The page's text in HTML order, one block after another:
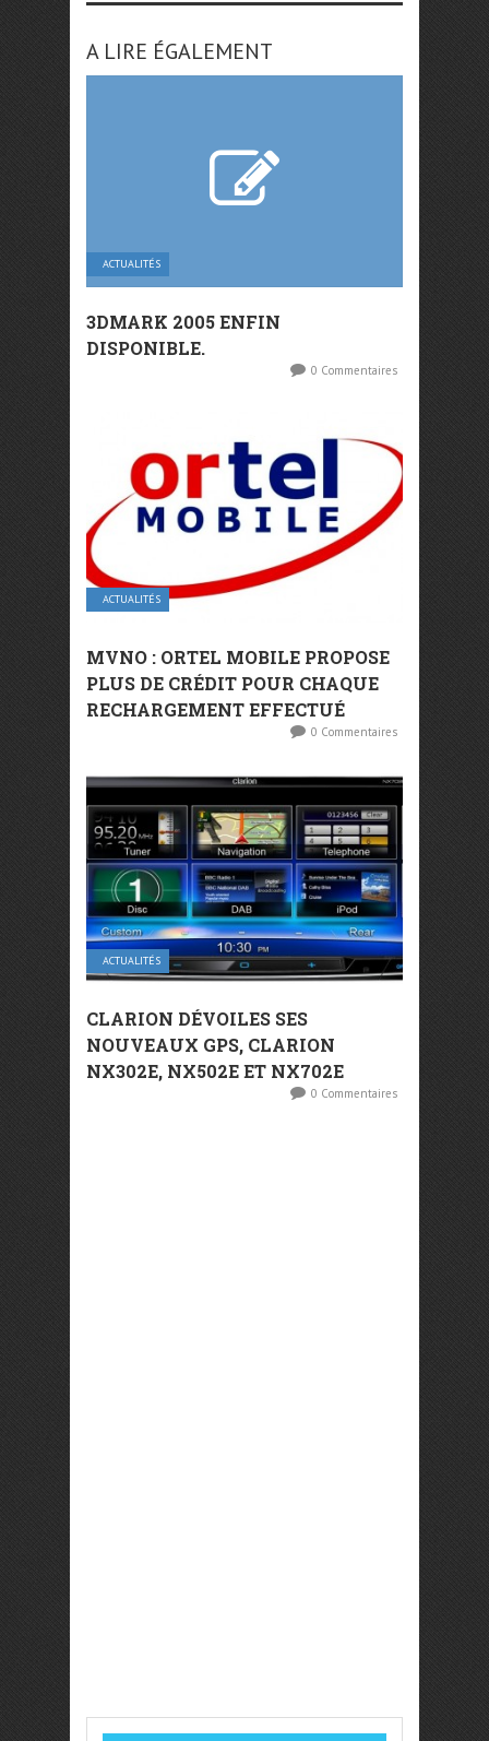
A LIRE ÉGALEMENT
ACTUALITÉS
3DMARK 2005 ENFIN
DISPONIBLE.
0 Commentaires
ACTUALITÉS
MVNO : ORTEL MOBILE PROPOSE
PLUS DE CRÉDIT POUR CHAQUE
RECHARGEMENT EFFECTUÉ
0 Commentaires
ACTUALITÉS
CLARION DÉVOILES SES
NOUVEAUX GPS, CLARION
NX302E, NX502E ET NX702E
0 Commentaires